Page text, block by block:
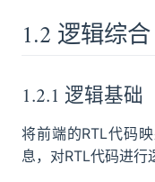
1.2 逻辑综合
1.2.1 逻辑基础
将前端的RTL代码
息，对RTL代码进行